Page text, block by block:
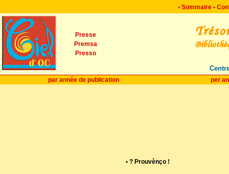
• Sommaire •
Presse
Premsa
Presso
par année de publication per
• ? Prouvènço !